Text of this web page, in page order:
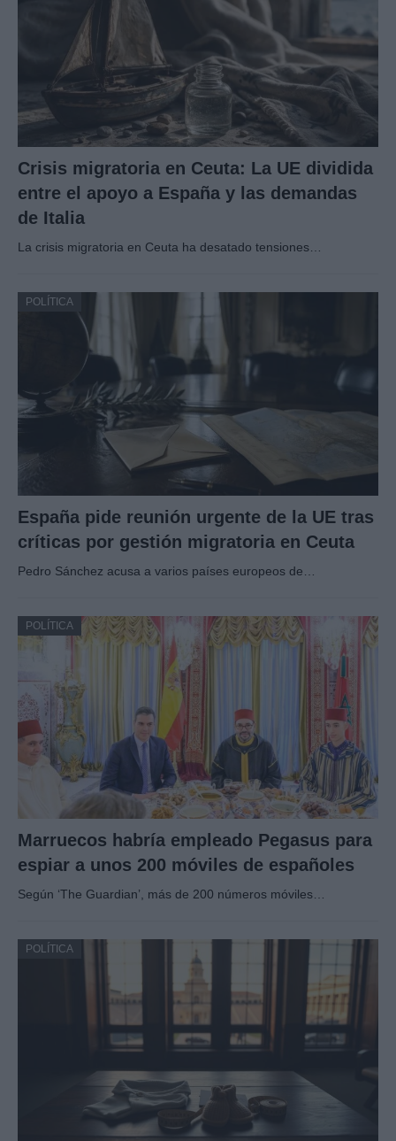
Crisis migratoria en Ceuta: La UE dividida
entre el apoyo a España y las demandas
de Italia
La crisis migratoria en Ceuta ha desatado tensiones…
POLÍTICA
España pide reunión urgente de la UE tras
críticas por gestión migratoria en Ceuta
Pedro Sánchez acusa a varios países europeos de…
POLÍTICA
Marruecos habría empleado Pegasus para
espiar a unos 200 móviles de españoles
Según ‘The Guardian’, más de 200 números móviles…
POLÍTICA